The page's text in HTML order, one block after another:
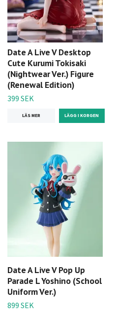
Date A Live V Desktop
Cute Kurumi Tokisaki
(Nightwear Ver.) Figure
(Renewal Edition)
399 SEK
LÄS MER
Date A Live V Pop Up
Parade L Yoshino (School
Uniform Ver.)
899 SEK